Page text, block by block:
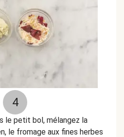
4
le petit bol, mélangez la
le fromage aux fines herbes